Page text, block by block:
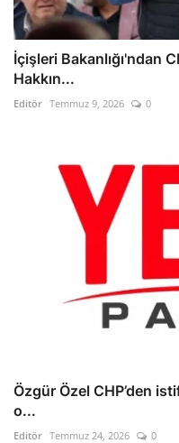
İçişleri Bakanlığı'ndan
Hakkın...
Editör Temmuz 9, 2026 0
Özgür Özel CHP’den
o...
Editör Temmuz 24, 2026 0